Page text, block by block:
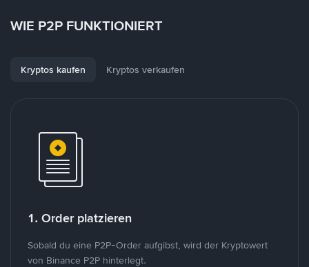
WIE P2P FUNKTIONIERT
Kryptos kaufen Kryptos verkaufen
1. Order platzieren
Sobald du eine P2P-Order aufgibst, wird der Kryptowert
von Binance P2P hinterlegt.